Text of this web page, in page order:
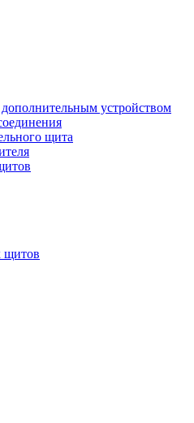
устройством
щита
щитов